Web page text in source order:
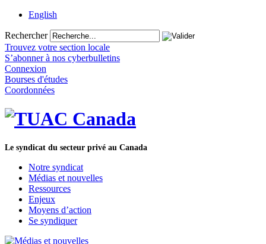
English
Rechercher
Trouvez votre section locale
S’abonner à nos cyberbulletins
Connexion
Bourses d'études
Coordonnées
Le syndicat du secteur privé au Canada
Notre syndicat
Médias et nouvelles
Ressources
Enjeux
Moyens d’action
Se syndiquer